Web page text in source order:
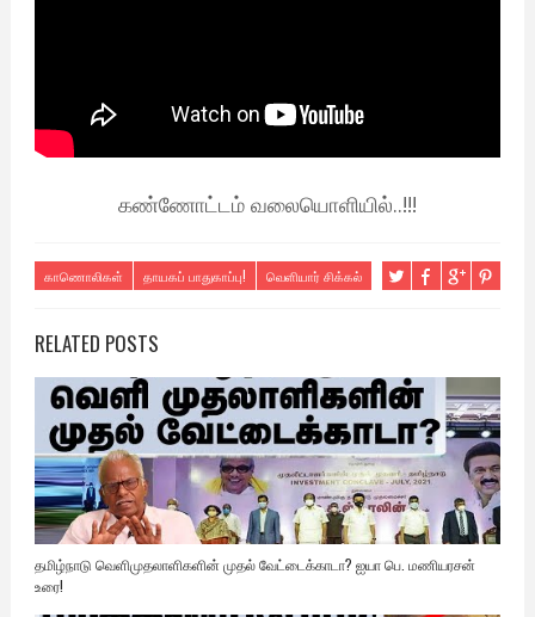
கண்ணோட்டம் வலையொளியில்..!!!
காணொலிகள் தாயகப் பாதுகாப்பு! வெளியார் சிக்கல்
RELATED POSTS
தமிழ்நாடு வெளிமுதலாளிகளின் முதல் வேட்டைக்காடா? ஐயா பெ. மணியரசன்
உரை!